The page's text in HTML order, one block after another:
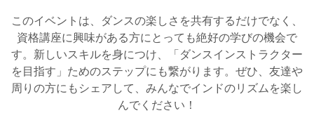
このイベントは、ダンスの楽しさを共有するだけでなく、
資格講座に興味がある方にとっても絶好の学びの機会で
す。新しいスキルを身につけ、「ダンスインストラクター
を目指す」ためのステップにも繋がります。ぜひ、友達や
周りの方にもシェアして、みんなでインドのリズムを楽し
んでください！